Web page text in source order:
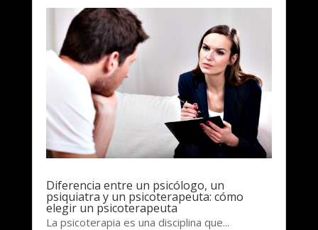
Diferencia entre un psicólogo, un
psiquiatra y un psicoterapeuta: cómo
elegir un psicoterapeuta
La psicoterapia es una disciplina que...